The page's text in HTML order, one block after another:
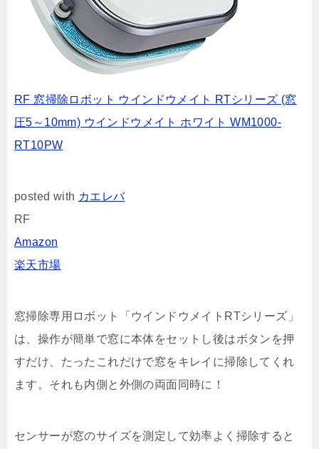
RF 窓掃除ロボット ウインドウメイト RTシリーズ (窓
圧5～10mm) ウインドウメイト ホワイト WM1000-
RT10PW
posted with カエレバ
RF
Amazon
楽天市場
窓掃除専用ロボット「ウインドウメイトRTシリーズ」
は、操作が簡単で窓に本体をセットし後はボタンを押
すだけ、たったこれだけで窓をキレイに掃除してくれ
ます。それも内側と外側の両面同時に！
センサーが窓のサイズを測定して効率よく掃除すると